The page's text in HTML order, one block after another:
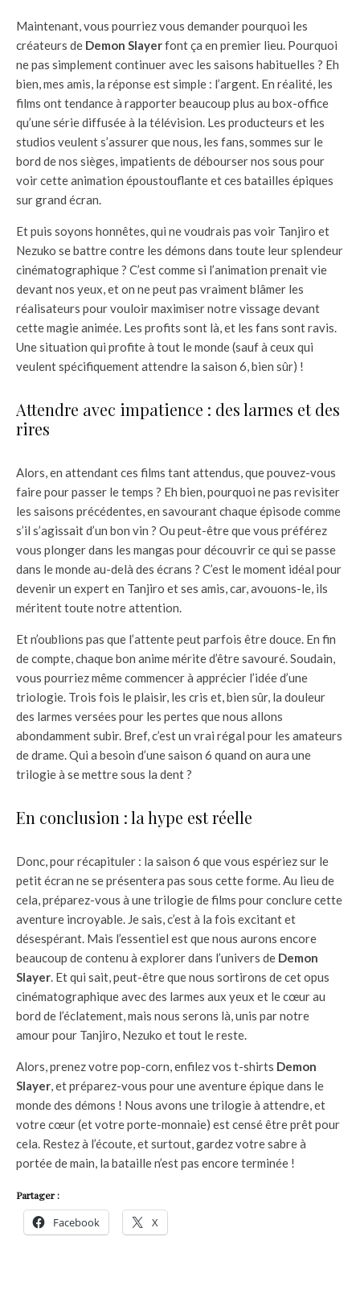
Maintenant, vous pourriez vous demander pourquoi les
créateurs de Demon Slayerfont ça en premier lieu. Pourquoi
ne pas simplement continuer avec les saisons habituelles ? Eh
bien, mes amis, la réponse est simple : l’argent. En réalité, les
films ont tendance à rapporter beaucoup plus au box-office
qu’une série diffusée à la télévision. Les producteurs et les
studios veulent s’assurer que nous, les fans, sommes sur le
bord de nos sièges, impatients de débourser nos sous pour
voir cette animation époustouflante et ces batailles épiques
sur grand écran.
Et puis soyons honnêtes, qui ne voudrais pas voir Tanjiro et
Nezuko se battre contre les démons dans toute leur splendeur
cinématographique ? C’est comme si l’animation prenait vie
devant nos yeux, et on ne peut pas vraiment blâmer les
réalisateurs pour vouloir maximiser notre vissage devant
cette magie animée. Les profits sont là, et les fans sont ravis.
Une situation qui profite à tout le monde (sauf à ceux qui
veulent spécifiquement attendre la saison 6, bien sûr) !
Attendre avec impatience : des larmes et des
rires
Alors, en attendant ces films tant attendus, que pouvez-vous
faire pour passer le temps ? Eh bien, pourquoi ne pas revisiter
les saisons précédentes, en savourant chaque épisode comme
s’il s’agissait d’un bon vin ? Ou peut-être que vous préférez
vous plonger dans les mangas pour découvrir ce qui se passe
dans le monde au-delà des écrans ? C’est le moment idéal pour
devenir un expert en Tanjiro et ses amis, car, avouons-le, ils
méritent toute notre attention.
Et n’oublions pas que l’attente peut parfois être douce. En fin
de compte, chaque bon anime mérite d’être savouré. Soudain,
vous pourriez même commencer à apprécier l’idée d’une
triologie. Trois fois le plaisir, les cris et, bien sûr, la douleur
des larmes versées pour les pertes que nous allons
abondamment subir. Bref, c’est un vrai régal pour les amateurs
de drame. Qui a besoin d’une saison 6 quand on aura une
trilogie à se mettre sous la dent ?
En conclusion : la hype est réelle
Donc, pour récapituler : la saison 6 que vous espériez sur le
petit écran ne se présentera pas sous cette forme. Au lieu de
cela, préparez-vous à une trilogie de films pour conclure cette
aventure incroyable. Je sais, c’est à la fois excitant et
désespérant. Mais l’essentiel est que nous aurons encore
beaucoup de contenu à explorer dans l’univers de Demon
Slayer. Et qui sait, peut-être que nous sortirons de cet opus
cinématographique avec des larmes aux yeux et le cœur au
bord de l’éclatement, mais nous serons là, unis par notre
amour pour Tanjiro, Nezuko et tout le reste.
Alors, prenez votre pop-corn, enfilez vos t-shirts Demon
Slayer, et préparez-vous pour une aventure épique dans le
monde des démons ! Nous avons une trilogie à attendre, et
votre cœur (et votre porte-monnaie) est censé être prêt pour
cela. Restez à l’écoute, et surtout, gardez votre sabre à
portée de main, la bataille n’est pas encore terminée !
Partager :
Facebook X